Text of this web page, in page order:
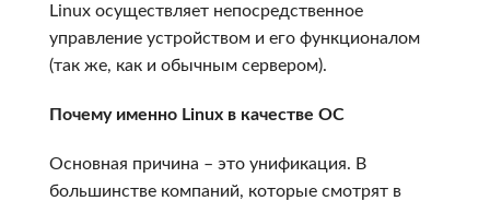
Linux осуществляет непосредственное
управление устройством и его функционалом
(так же, как и обычным сервером).
Почему именно Linux в качестве ОС
Основная причина – это унификация. В
большинстве компаний, которые смотрят в